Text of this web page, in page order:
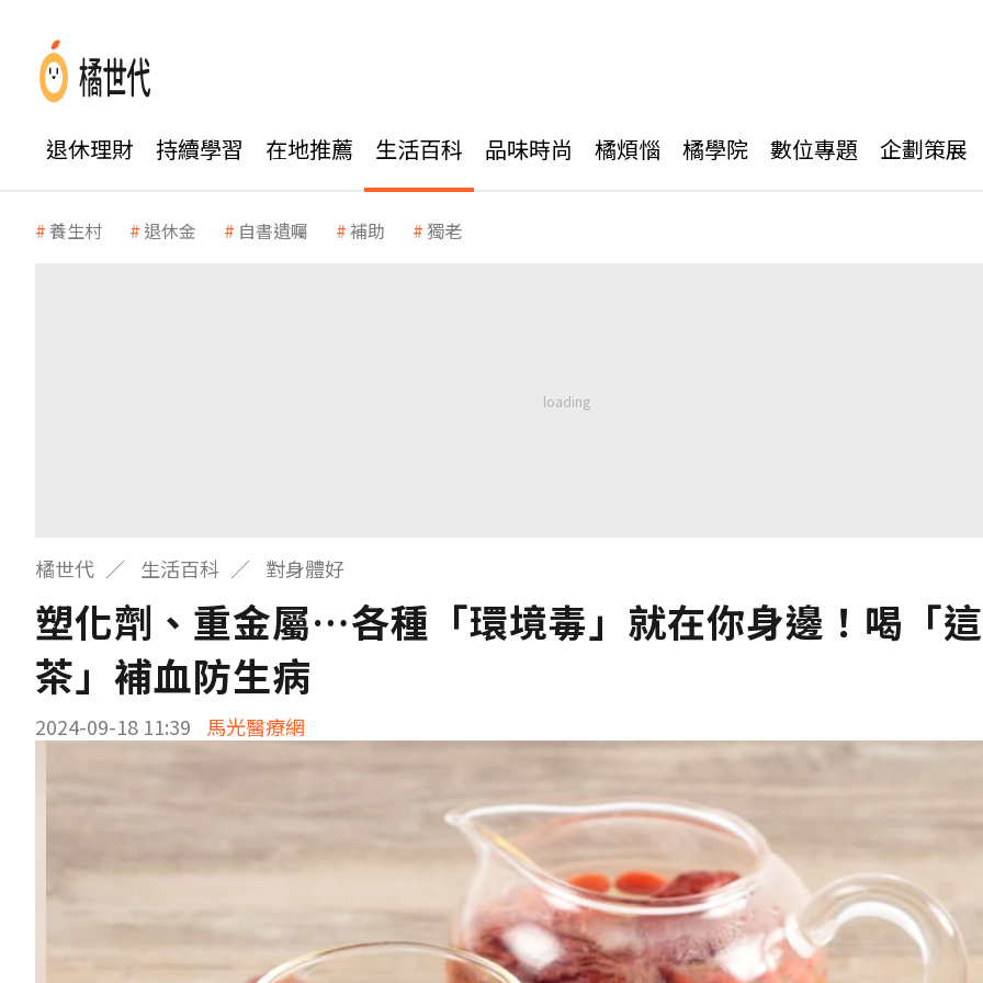
退休理財 持續學習 在地推薦 生活百科 品味時尚 橘煩惱 橘學院 數位專題 企劃策展
養生村 退休金 自書遺囑 補助 獨老
橘世代 生活百科 對身體好
塑化劑、重金屬…各種「環境毒」就在你身邊！喝「
茶」補血防生病
2024-09-18 11:39 馬光醫療網